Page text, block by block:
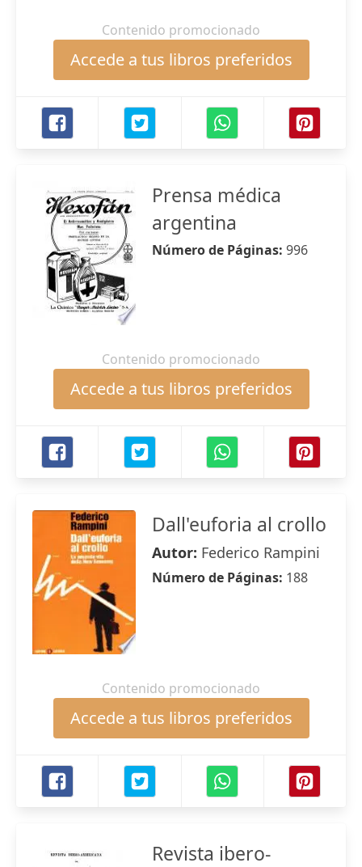
Contenido promocionado
Accede a tus libros preferidos
Prensa médica
argentina
Número de Páginas: 996
Contenido promocionado
Accede a tus libros preferidos
Dall'euforia al crollo
Autor: Federico Rampini
Número de Páginas: 188
Contenido promocionado
Accede a tus libros preferidos
Revista ibero-